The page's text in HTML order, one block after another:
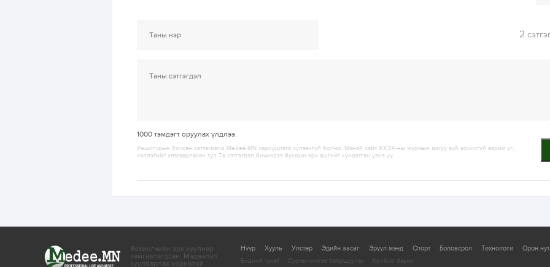
2
1000 тэмдэгт оруулах үлдлээ.
Уншигчдын бичсэн сэтгэгдэлд Medee.MN хариуцлага хүлээхгүй болно. Манай сайт ХХЗХ-ны журмын дагуу зүй зохисгүй зарим үг,
хэллэгийг хязгаарласан тул Та сэтгэгдэл бичихдээ бусдын эрх ашгийг хүндэтгэн үзнэ үү.
Зохиогчийн эрх хуулиар
хамгаалагдсан. Мэдээлэл
хуулбарлах хориотой.
Нүүр Хууль Улстөр Эдийн засаг Эрүүл мэнд Спорт Боловсрол Технологи Орон
Бидний тухай Сурталчилгаа байршуулах Холбоо барих